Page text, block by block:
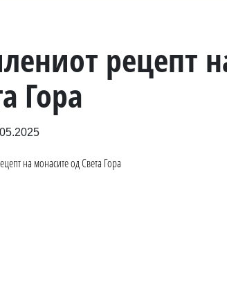
рецепт
Гора